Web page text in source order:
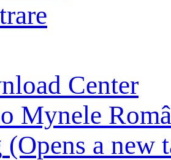
Center
Mynele
(Opens a new